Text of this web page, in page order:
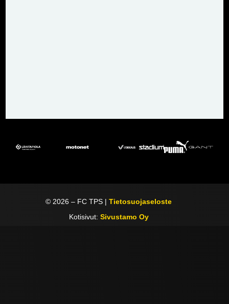
© 2026 – FC TPS |Tietosuojaseloste
Kotisivut: Sivustamo Oy